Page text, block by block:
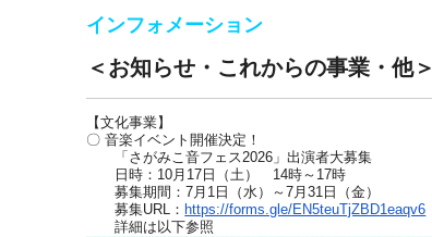
インフォメーション
＜お知らせ・これからの事業・他＞
【文化事業】
〇 音楽イベント開催決定！
「さがみこ音フェス2026」出演者大募集
日時：10月17日（土） 14時～17時
募集期間：7月1日（水）～7月31日（金）
募集URL： https://forms.gle/EN5teuTjZBD1eaqv6
詳細は以下参照